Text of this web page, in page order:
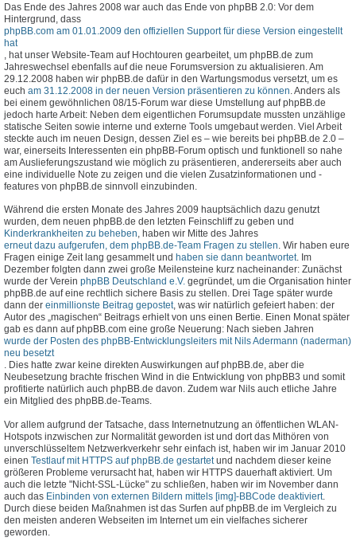
Das Ende des Jahres 2008 war auch das Ende von phpBB 2.0: Vor dem
Hintergrund, dass
phpBB.com am 01.01.2009 den offiziellen Support für diese Version eingestellt
hat
, hat unser Website-Team auf Hochtouren gearbeitet, um phpBB.de zum
Jahreswechsel ebenfalls auf die neue Forumsversion zu aktualisieren. Am
29.12.2008 haben wir phpBB.de dafür in den Wartungsmodus versetzt, um es
euch am 31.12.2008 in der neuen Version präsentieren zu können. Anders als
bei einem gewöhnlichen 08/15-Forum war diese Umstellung auf phpBB.de
jedoch harte Arbeit: Neben dem eigentlichen Forumsupdate mussten unzählige
statische Seiten sowie interne und externe Tools umgebaut werden. Viel Arbeit
steckte auch im neuen Design, dessen Ziel es – wie bereits bei phpBB.de 2.0 –
war, einerseits Interessenten ein phpBB-Forum optisch und funktionell so nahe
am Auslieferungszustand wie möglich zu präsentieren, andererseits aber auch
eine individuelle Note zu zeigen und die vielen Zusatzinformationen und -
features von phpBB.de sinnvoll einzubinden.
Während die ersten Monate des Jahres 2009 hauptsächlich dazu genutzt
wurden, dem neuen phpBB.de den letzten Feinschliff zu geben und
Kinderkrankheiten zu beheben, haben wir Mitte des Jahres
erneut dazu aufgerufen, dem phpBB.de-Team Fragen zu stellen. Wir haben eure
Fragen einige Zeit lang gesammelt und haben sie dann beantwortet. Im
Dezember folgten dann zwei große Meilensteine kurz nacheinander: Zunächst
wurde der Verein phpBB Deutschland e.V. gegründet, um die Organisation hinter
phpBB.de auf eine rechtlich sichere Basis zu stellen. Drei Tage später wurde
dann der einmillionste Beitrag gepostet, was wir natürlich gefeiert haben: der
Autor des „magischen“ Beitrags erhielt von uns einen Bertie. Einen Monat später
gab es dann auf phpBB.com eine große Neuerung: Nach sieben Jahren
wurde der Posten des phpBB-Entwicklungsleiters mit Nils Adermann (naderman)
neu besetzt
. Dies hatte zwar keine direkten Auswirkungen auf phpBB.de, aber die
Neubesetzung brachte frischen Wind in die Entwicklung von phpBB3 und somit
profitierte natürlich auch phpBB.de davon. Zudem war Nils auch etliche Jahre
ein Mitglied des phpBB.de-Teams.
Vor allem aufgrund der Tatsache, dass Internetnutzung an öffentlichen WLAN-
Hotspots inzwischen zur Normalität geworden ist und dort das Mithören von
unverschlüsseltem Netzwerkverkehr sehr einfach ist, haben wir im Januar 2010
einen Testlauf mit HTTPS auf phpBB.de gestartetund nachdem dieser keine
größeren Probleme verursacht hat, haben wir HTTPS dauerhaft aktiviert. Um
auch die letzte "Nicht-SSL-Lücke" zu schließen, haben wir im November dann
auch das Einbinden von externen Bildern mittels [img]-BBCode deaktiviert.
Durch diese beiden Maßnahmen ist das Surfen auf phpBB.de im Vergleich zu
den meisten anderen Webseiten im Internet um ein vielfaches sicherer
geworden.